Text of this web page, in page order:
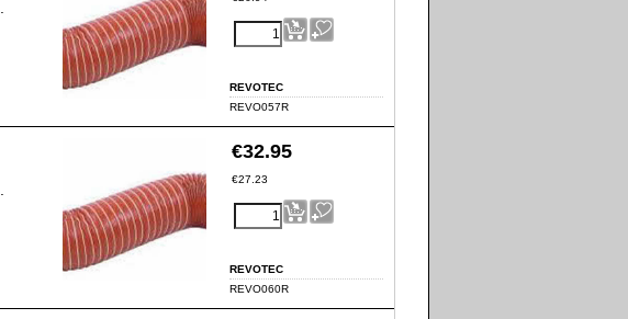
REVOTEC
REVO057R
€32.95
€27.23
REVOTEC
REVO060R